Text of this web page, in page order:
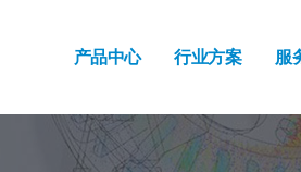
产品中心 行业方案 服